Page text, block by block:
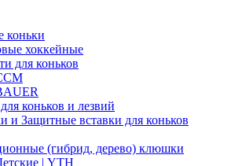
коньки
хоккейные
для коньков
коньков и лезвий
и Защитные вставки для коньков
(гибрид, дерево) клюшки
| YTH